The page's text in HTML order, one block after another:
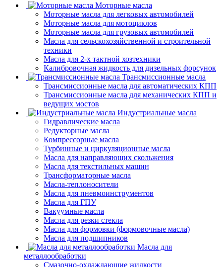
Моторные масла
Моторные масла для легковых автомобилей
Моторные масла для мотоциклов
Моторные масла для грузовых автомобилей
Масла для сельскохозяйственной и строительной
техники
Масла для 2-х тактной хозтехники
Калибровочная жидкость для дизельных форсунок
Трансмиссионные масла
Трансмиссионные масла для автоматических КПП
Трансмиссионные масла для механических КПП и
ведущих мостов
Индустриальные масла
Гидравлические масла
Редукторные масла
Компрессорные масла
Турбинные и циркуляционные масла
Масла для направляющих скольжения
Масла для текстильных машин
Трансформаторные масла
Масла-теплоносители
Масла для пневмоинструментов
Масла для ГПУ
Вакуумные масла
Масла для резки стекла
Масла для формовки (формовочные масла)
Масла для подшипников
Масла для
металлообработки
Смазочно-охлаждающие жидкости